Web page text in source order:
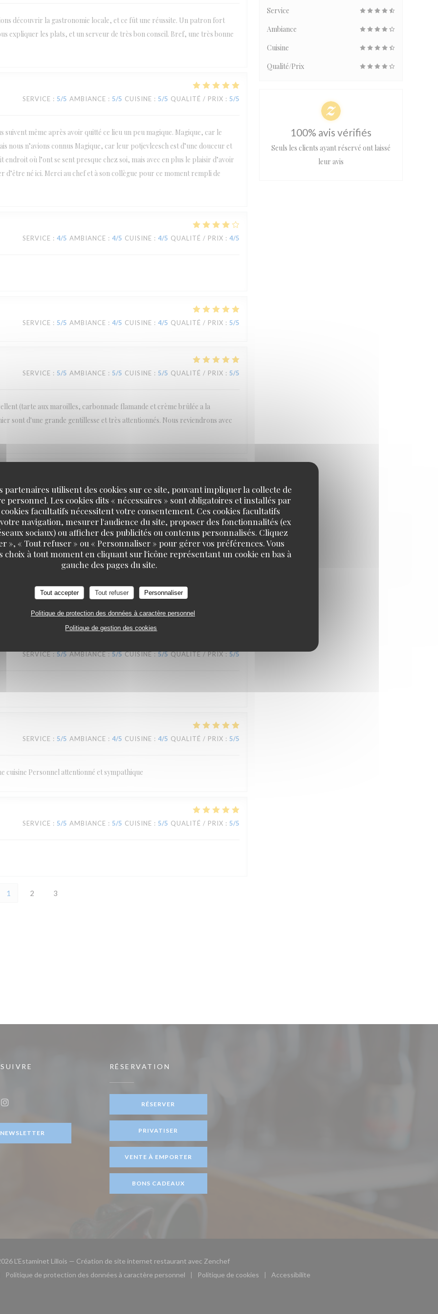
partenaires utilisent des cookies sur ce site, pouvant impliquer la collecte de
personnel. Les cookies dits « nécessaires » sont obligatoires et installés par
facultatifs nécessitent votre consentement. Ces cookies facultatifs
navigation, mesurer l'audience du site, proposer des fonctionnalités (ex
sociaux) ou afficher des publicités ou contenus personnalisés. Cliquez
», « Tout refuser » ou « Personnaliser » pour gérer vos préférences. Vous
choix à tout moment en cliquant sur l'icône représentant un cookie en bas à
gauche des pages du site.
Tout accepter Tout refuser Personnaliser
Politique de protection des données à caractère personnel
Politique de gestion des cookies
découvrir la gastronomie locale, et ce fût une réussite. Un patron fort
expliquer les plats, et un serveur de très bon conseil. Bref, une très bonne
SERVICE : 5/5 AMBIANCE : 5/5 CUISINE : 5/5 QUALITÉ / PRIX : 5/5
même après avoir quitté ce lieu un peu magique. Magique, car le
nous n’avions connus Magique, car leur potjevleesch est d’une douceur et
endroit où l’ont se sent presque chez soi, mais avec en plus le plaisir d’avoir
d’être né ici. Merci au chef et à son collègue pour ce moment rempli de
SERVICE : 4/5 AMBIANCE : 4/5 CUISINE : 4/5 QUALITÉ / PRIX : 4/5
SERVICE : 5/5 AMBIANCE : 4/5 CUISINE : 4/5 QUALITÉ / PRIX : 5/5
SERVICE : 5/5 AMBIANCE : 5/5 CUISINE : 5/5 QUALITÉ / PRIX : 5/5
(tarte aux maroilles, carbonnade flamande et crème brûlée a la
sont d'une grande gentillesse et très attentionnés. Nous reviendrons avec
SERVICE 5/5 AMBIANCE 5 /5 5 QUALITÉ / PRIX
que nous sommes avons été ravis ! Nous recommandons !
/5 AMBIANCE : 4/5 CUISINE:
nous y reviendrons !
SERVICE: 5/5 AMBIANCE: 5/5 CUISINE: 5/5 QUALITÉ / PRIX: 5/5
SERVICE : 5/5 AMBIANCE : 4/5 CUISINE : 4/5 QUALITÉ / PRIX : 5/5
cuisine Personnel attentionné et sympathique
SERVICE : 5/5 AMBIANCE : 5/5 CUISINE : 5/5 QUALITÉ / PRIX : 5/5
1 2 3
Service
Ambiance
Cuisine
Qualité/Prix
100% avis vérifiés
Seuls les clients ayant réservé ont laissé
leur avis
NEWSLETTER
RÉSERVATION
RÉSERVER
PRIVATISER
VENTE À EMPORTER
BONS CADEAUX
L'Estaminet Lillois — Création de site internet restaurant avec Zenchef((ouvre une nouvelle fenêtre))
fenêtre))
une nouvelle fenêtre))
Politique de protection des données à caractère personnel
((ouvre une nouvelle fenêtre))
Politique de cookies
((ouvre une nouvelle fenêtre))
Accessibilite